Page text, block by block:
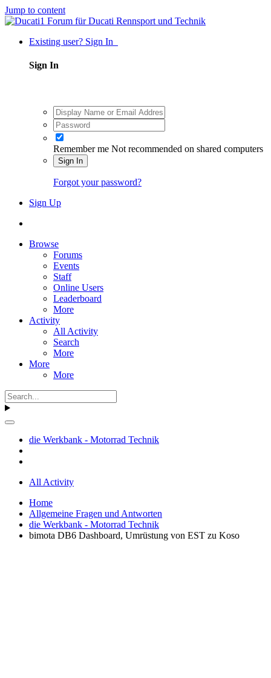
Jump to content
Existing user? Sign In
Sign In
Remember me Not recommended on shared computers
Sign In
Forgot your password?
Sign Up
Browse
Forums
Events
Staff
Online Users
Leaderboard
More
Activity
All Activity
Search
More
More
More
die Werkbank - Motorrad Technik
All Activity
Home
Allgemeine Fragen und Antworten
die Werkbank - Motorrad Technik
bimota DB6 Dashboard, Umrüstung von EST zu Koso